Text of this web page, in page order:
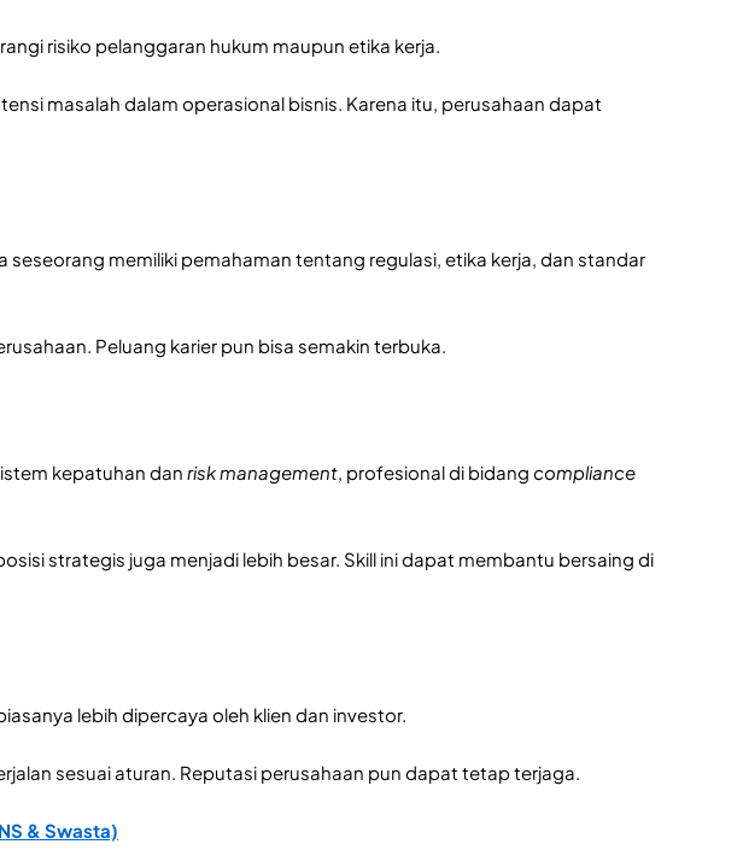
risiko pelanggaran hukum maupun etika kerja.
masalah dalam operasional bisnis. Karena itu, perusahaan dapat
seseorang memiliki pemahaman tentang regulasi, etika kerja, dan standar
Peluang karier pun bisa semakin terbuka.
kepatuhan dan risk management, profesional di bidang compliance
strategis juga menjadi lebih besar. Skill ini dapat membantu bersaing di
lebih dipercaya oleh klien dan investor.
sesuai aturan. Reputasi perusahaan pun dapat tetap terjaga.
& Swasta)